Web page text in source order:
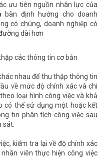
ưu tiên nguồn nhân lực của
bàn định hướng cho doanh
có chúng, doanh nghiệp có
dài hơn
các thông tin cơ bản
nhau để thu thập thông tin
về mức độ chính xác và chi
loại hình công việc và khả
có thể sử dụng một hoặc kết
tin phân tích công việc sau
sát.
kiểm tra lại về độ chính xác
viên thực hiện công việc